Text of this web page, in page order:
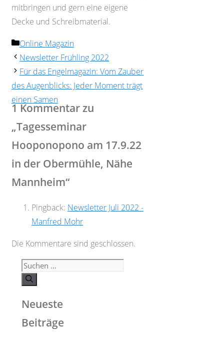
mitbringen und gern eine eigene
Decke und Schreibmaterial.
Kategorien
Online Magazin
Newsletter Frühling 2022
Für das Engelmagazin: Vom Zauber
des Augenblicks: Jeder Moment trägt
einen Samen
1 Kommentar zu
„Tagesseminar
Hooponopono am 17.9.22
in der Obermühle, Nähe
Mannheim“
Pingback: Newsletter Juli 2022 -
Manfred Mohr
Die Kommentare sind geschlossen.
Suchen
nach:
Neueste
Beiträge